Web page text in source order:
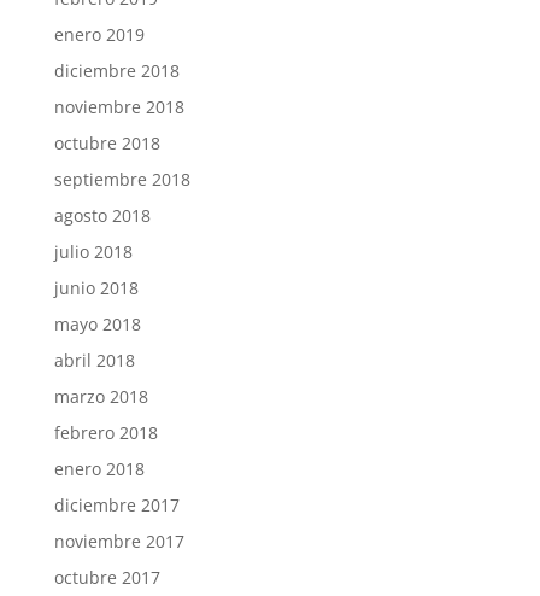
enero 2019
diciembre 2018
noviembre 2018
octubre 2018
septiembre 2018
agosto 2018
julio 2018
junio 2018
mayo 2018
abril 2018
marzo 2018
febrero 2018
enero 2018
diciembre 2017
noviembre 2017
octubre 2017